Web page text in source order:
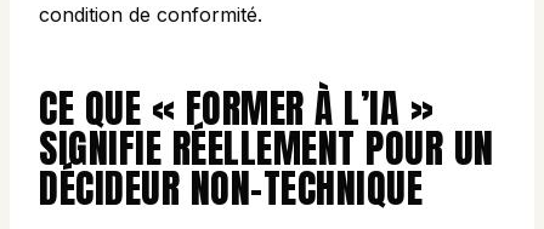
condition de conformité.
CE QUE « FORMER À L’IA »
SIGNIFIE RÉELLEMENT POUR UN
DÉCIDEUR NON-TECHNIQUE